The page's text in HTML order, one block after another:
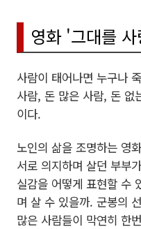
영화 '그대를
사람이 태어나면 누구나
사람, 돈 많은 사람, 돈 없
이다.
노인의 삶을 조명하는 영
서로 의지하며 살던 부부
실감을 어떻게 표현할 수
며 살 수 있을까. 군봉의
많은 사람들이 막연히 한